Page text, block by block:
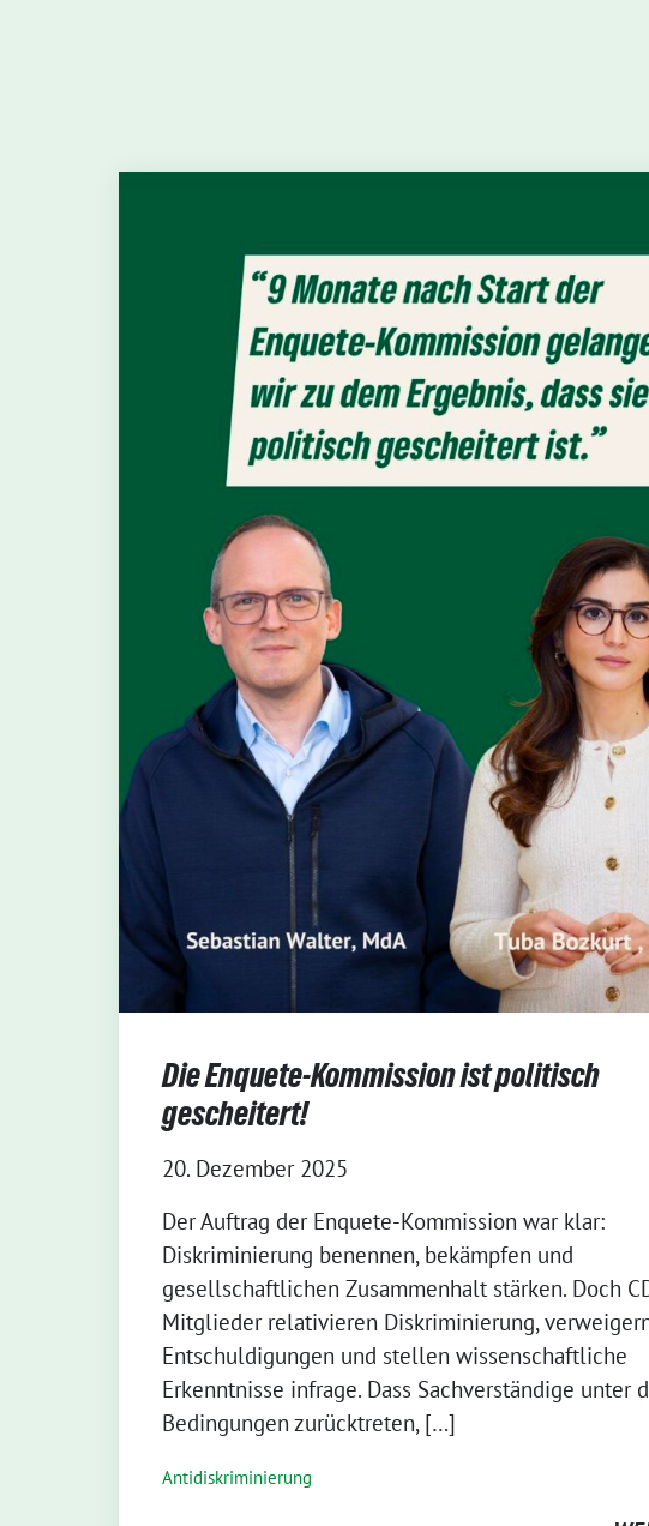
Die Enquete-Kommission ist politisch
gescheitert!
20. Dezember 2025
Der Auftrag der Enquete-Kommission war klar:
Diskriminierung benennen, bekämpfen und
gesellschaftlichen Zusammenhalt stärken. Doch
Mitglieder relativieren Diskriminierung,
Entschuldigungen und stellen wissenschaftliche
Erkenntnisse infrage. Dass Sachverständige unter
Bedingungen zurücktreten, […]
Antidiskriminierung